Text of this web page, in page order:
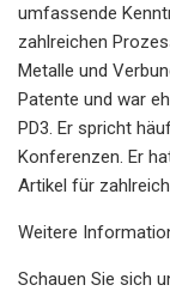
umfassende
zahlreichen
Metalle und
Patente und war
PD3. Er spricht
Konferenzen. Er
Artikel für
Weitere
Schauen Sie sich